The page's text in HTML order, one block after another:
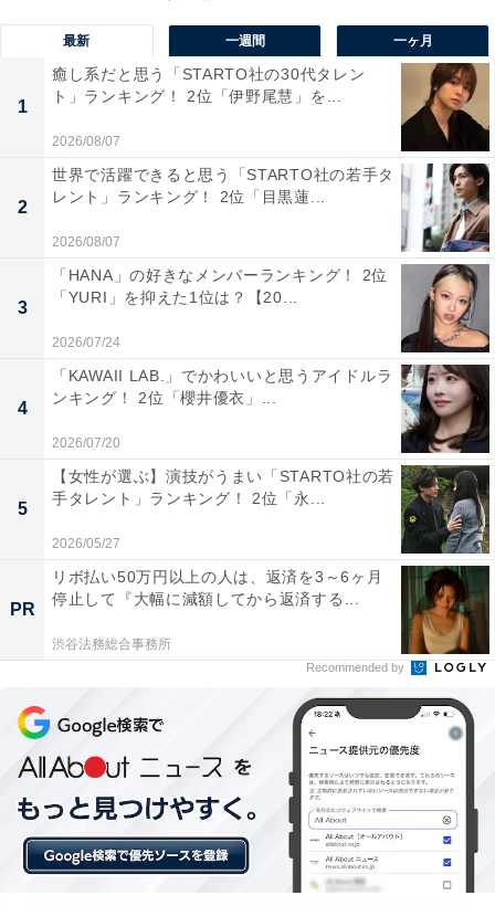
次ページ
こちらもおすすめ
栃木県民が選ぶ「住みたい街（自治体）」ラン
最新 一週間 一ヶ月
1
癒し系だと思う「STARTO社の30代タレン
ト」ランキング！ 2位「伊野尾慧」を...
2026/08/07
2
世界で活躍できると思う「STARTO社の若手タ
レント」ランキング！ 2位「目黒蓮...
2026/08/07
3
「HANA」の好きなメンバーランキング！ 2位
「YURI」を抑えた1位は？【20...
2026/07/24
4
「KAWAII LAB.」でかわいいと思うアイドルラ
ンキング！ 2位「櫻井優衣」...
2026/07/20
5
【女性が選ぶ】演技がうまい「STARTO社の若
手タレント」ランキング！ 2位「永...
2026/05/27
PR
リボ払い50万円以上の人は、返済を3～6ヶ月
停止して『大幅に減額してから返済する...
渋谷法務総合事務所
Recommended by